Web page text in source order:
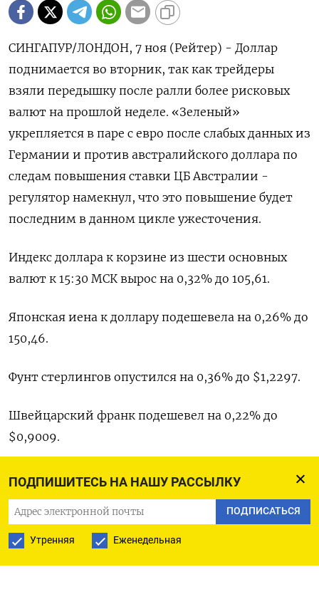
ПОДПИШИТЕСЬ НА НАШУ РАССЫЛКУ
ПОДПИСАТЬСЯ
Утренняя Еженедельная
СИНГАПУР/ЛОНДОН, 7 ноя (Рейтер) - Доллар
поднимается во вторник, так как трейдеры
взяли передышку после ралли более рисковых
валют на прошлой неделе. «Зеленый»
укрепляется в паре с евро после слабых данных из
Германии и против австралийского доллара по
следам повышения ставки ЦБ Австралии -
регулятор намекнул, что это повышение будет
последним в данном цикле ужесточения.
Индекс доллара к корзине из шести основных
валют к 15:30 МСК вырос на 0,32% до 105,61​.
Японская иена к доллару подешевела на 0,26%​ до
150,46.
Фунт стерлингов опустился на 0,36% до $1,2297​.
Швейцарский франк подешевел на 0,22% до
$0,9009​.
Евро снизился на 0,32% до $1,0681​.
Данные, свидетельствующие о более
значительном, чем ожидалось, падении